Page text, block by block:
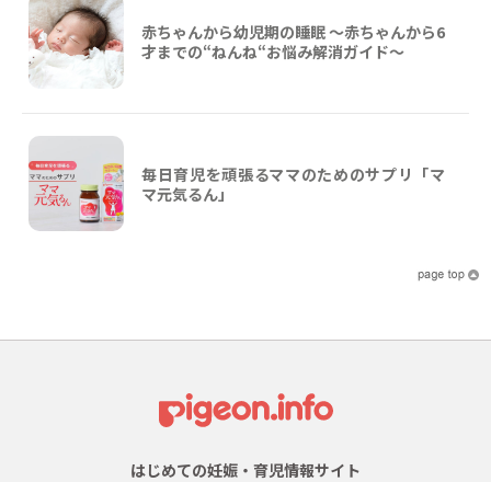
赤ちゃんから幼児期の睡眠 ～赤ちゃんから6
才までの“ねんね“お悩み解消ガイド〜
毎日育児を頑張るママのためのサプリ「マ
マ元気るん」
はじめての妊娠・育児情報サイト